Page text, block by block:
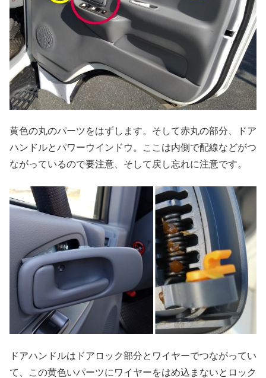
黄色の丸のパーツをはずします。そして赤丸の部分、ドア
ハンドルとパワーウインドウ。ここは内側で配線などがつ
ながっているので要注意、そして戻し忘れに注意です。
ドアハンドルはドアロック部分とワイヤーでつながってい
て、この黄色いパーツにワイヤーをはめ込まないとロック